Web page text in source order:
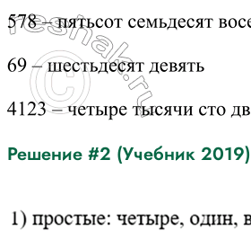
Решение #2 (Учебник 2019)